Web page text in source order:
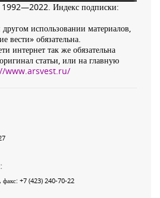
1992—2022. Индекс подписки:
использовании материалов,
вести» обязательна.
интернет так же обязательна
статьи, или на главную
www.arsvest.ru/
, факс: +7 (423) 240-70-22